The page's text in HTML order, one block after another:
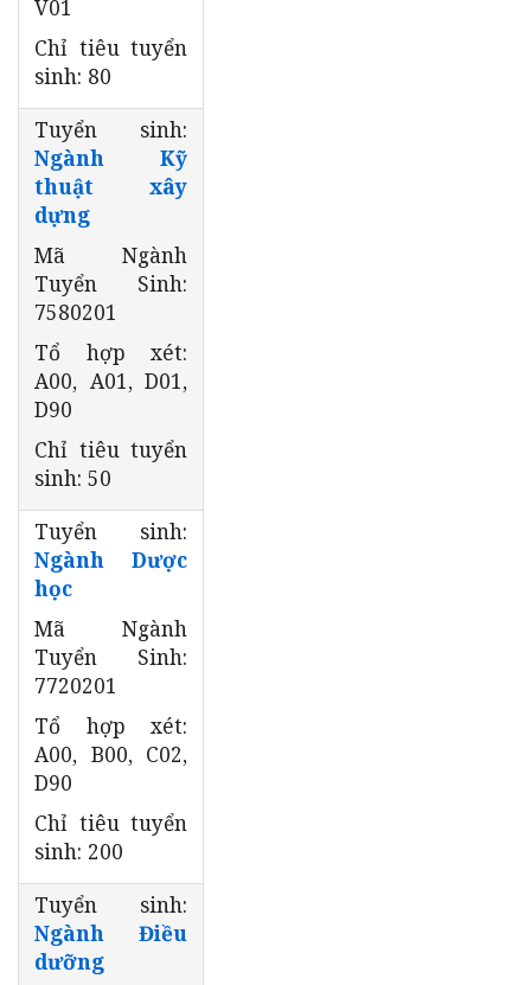
V01
Chỉ tiêu tuyển
sinh: 80
Tuyển sinh:
Ngành Kỹ
thuật xây
dựng
Mã Ngành
Tuyển Sinh:
7580201
Tổ hợp xét:
A00, A01, D01,
D90
Chỉ tiêu tuyển
sinh: 50
Tuyển sinh:
Ngành Dược
học
Mã Ngành
Tuyển Sinh:
7720201
Tổ hợp xét:
A00, B00, C02,
D90
Chỉ tiêu tuyển
sinh: 200
Tuyển sinh:
Ngành Điều
dưỡng